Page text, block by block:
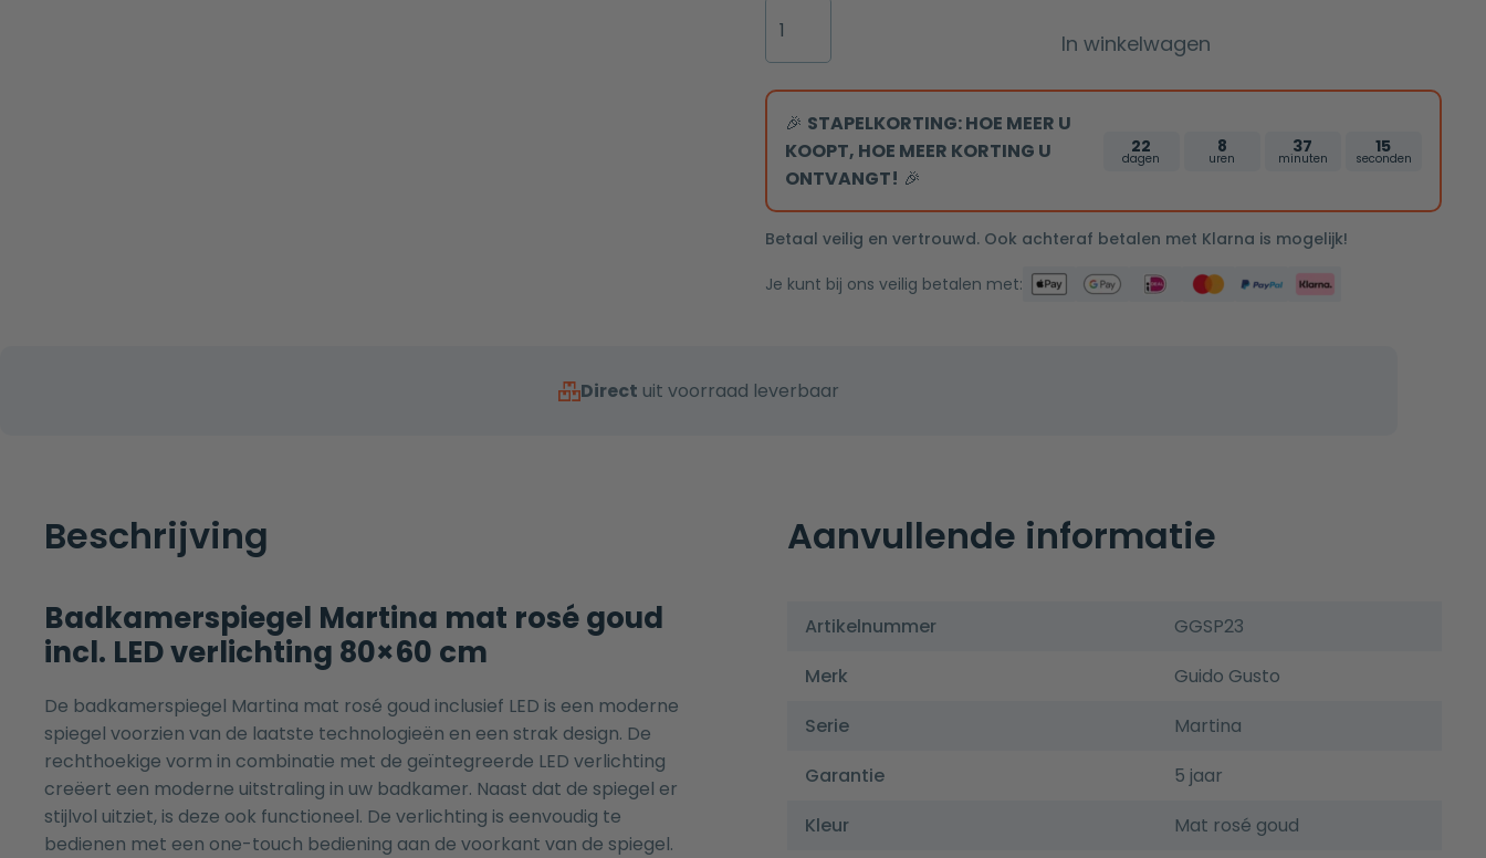
Martina
mat
rosé
goud
incl.
LED
verlichting
80x60
aantal
In winkelwagen
🎉 STAPELKORTING: HOE MEER U
KOOPT, HOE MEER KORTING U
ONTVANGT! 🎉
22
dagen
8
uren
37
minuten
14
seconden
Betaal veilig en vertrouwd. Ook achteraf betalen met Klarna is mogelijk!
Je kunt bij ons veilig betalen met:
Direct uit voorraad leverbaar
Beschrijving
Badkamerspiegel Martina mat rosé goud
incl. LED verlichting 80×60 cm
De badkamerspiegel Martina mat rosé goud inclusief LED is een moderne
spiegel voorzien van de laatste technologieën en een strak design. De
rechthoekige vorm in combinatie met de geïntegreerde LED verlichting
creëert een moderne uitstraling in uw badkamer. Naast dat de spiegel er
stijlvol uitziet, is deze ook functioneel. De verlichting is eenvoudig te
bedienen met een one-touch bediening aan de voorkant van de spiegel.
Aanvullende informatie
Artikelnummer
GGSP23
Merk
Guido Gusto
Serie
Martina
Garantie
5 jaar
Kleur
Mat rosé goud